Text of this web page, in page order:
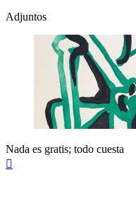
Adjuntos
Nada es gratis; todo cuesta